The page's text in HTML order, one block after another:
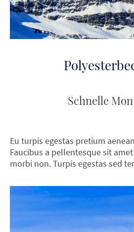
Schnelle
Eu turpis egestas pretium
Faucibus a pellentesque sit
morbi non. Turpis egestas sed